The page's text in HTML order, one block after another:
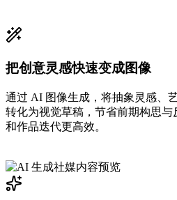
把创意灵感快速变成图像
通过 AI 图像生成，将抽象灵感、
转化为视觉草稿，节省前期构思
和作品迭代更高效。